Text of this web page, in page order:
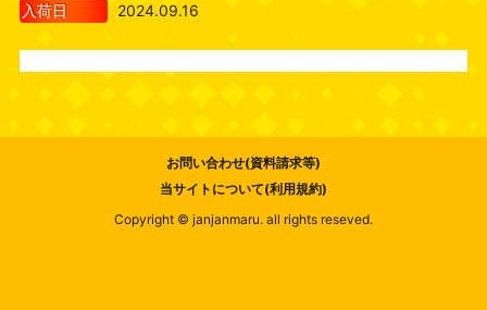
入荷日 2024.09.16
お問い合わせ(資料請求等)
当サイトについて(利用規約)
Copyright © janjanmaru. all rights reseved.